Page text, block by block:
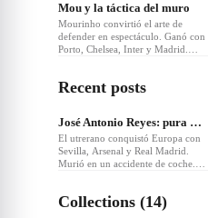
Mou y la táctica del muro
Mourinho convirtió el arte de
defender en espectáculo. Ganó con
Porto, Chelsea, Inter y Madrid.
Recent posts
❤5
José Antonio Reyes: pura magia andaluza
El utrerano conquistó Europa con
Sevilla, Arsenal y Real Madrid.
Murió en un accidente de coche.
Collections (14)